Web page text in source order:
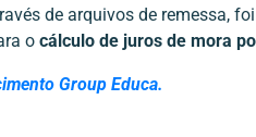
de arquivos de remessa, foi
o cálculo de juros de mora
Group Educa.